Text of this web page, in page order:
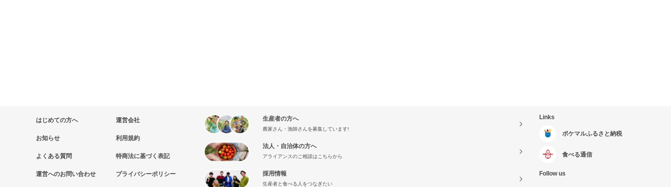
はじめての方へ
お知らせ
よくある質問
運営へのお問い合わせ
運営会社
利用規約
特商法に基づく表記
プライバシーポリシー
生産者の方へ
農家さん・漁師さんを募集しています!
法人・自治体の方へ
アライアンスのご相談はこちらから
採用情報
生産者と食べる人をつなぎたい
Links
ポケマルふるさと納税
食べる通信
Follow us